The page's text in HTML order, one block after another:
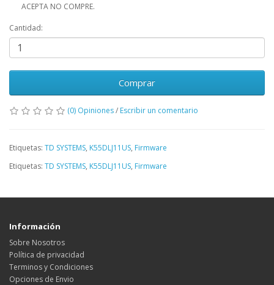
ACEPTA NO COMPRE.
Cantidad:
Comprar
(0) Opiniones/ Escribir un comentario
Etiquetas: TD SYSTEMS, K55DLJ11US, Firmware
Etiquetas: TD SYSTEMS, K55DLJ11US, Firmware
Información
Sobre Nosotros
Política de privacidad
Terminos y Condiciones
Opciones de Envio